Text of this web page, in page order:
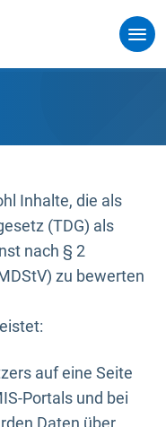
Inhalte, die als
(TDG) als
nach § 2
zu bewerten
auf eine Seite
Portals und bei
Daten über